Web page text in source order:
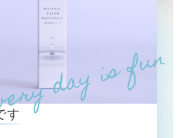
day is fun
す